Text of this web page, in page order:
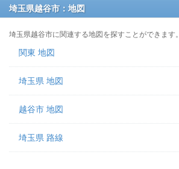
埼玉県越谷市：地図
埼玉県越谷市に関連する地図を探すことができます。
関東 地図
埼玉県 地図
越谷市 地図
埼玉県 路線